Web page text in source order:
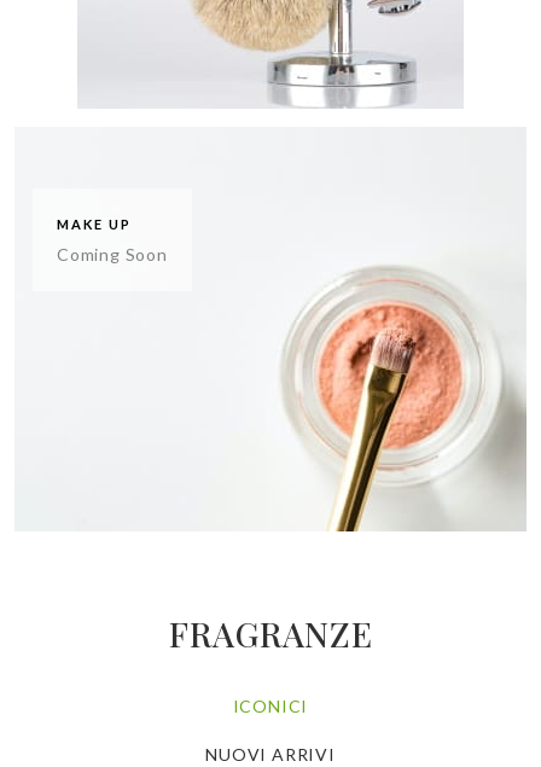
MAKE UP
Coming Soon
FRAGRANZE
ICONICI
NUOVI ARRIVI